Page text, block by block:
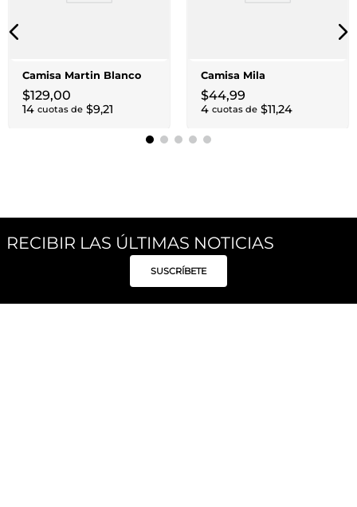
Camisa Martin Blanco
$129,00
14 cuotas de $9,21
Camisa Mila
$44,99
4 cuotas de $11,24
RECIBIR LAS ÚLTIMAS NOTICIAS
SUSCRÍBETE